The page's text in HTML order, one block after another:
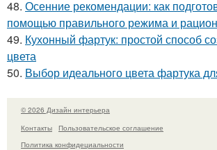
48. Осенние рекомендации: как
помощью правильного режима и
49. Кухонный фартук: простой способ
цвета
50. Выбор идеального цвета фартука
© 2026 Дизайн интерьера
Контакты
Пользовательское соглашение
Политика конфидециальности